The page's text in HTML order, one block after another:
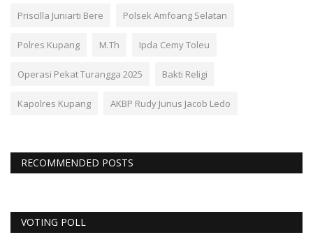
Priscilla Juniarti Bere Polsek Amfoang Selatan
Polres Kupang M.Th Ipda Cemy Toleu
Operasi Pekat Turangga 2025 Bakti Religi
Kapolres Kupang AKBP Rudy Junus Jacob Ledo
RECOMMENDED POSTS
VOTING POLL